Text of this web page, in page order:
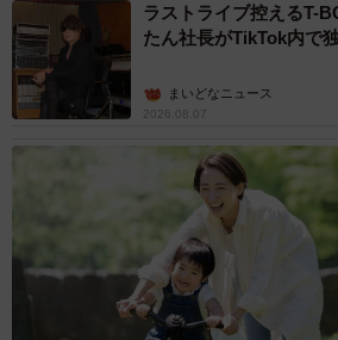
ラストライブ控えるT-
たん社長がTikTok内で
まいどなニュース
2026.08.07